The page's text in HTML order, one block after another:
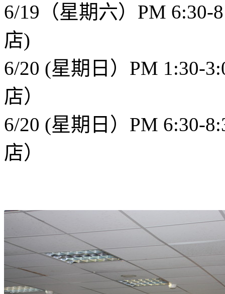
6/19（星期六）PM 6:30-
店)
6/20 (星期日）PM 1:30-
店）
6/20 (星期日）PM 6:30-
店）